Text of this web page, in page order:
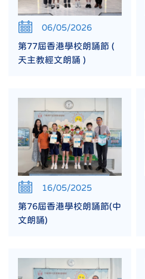
06/05/2026
第77屆香港學校朗誦節 (
天主教經文朗誦 )
16/05/2025
第76屆香港學校朗誦節(中
文朗誦)